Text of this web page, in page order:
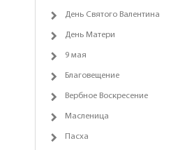
День Святого Валентина
День Матери
9 мая
Благовещение
Вербное Воскресение
Масленица
Пасха